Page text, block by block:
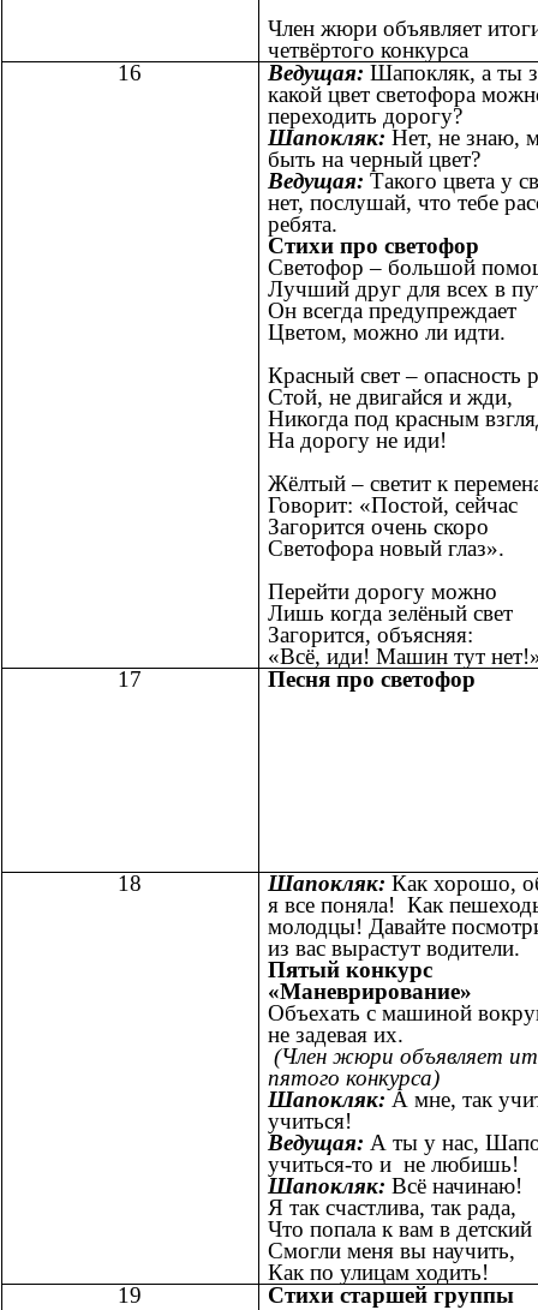
Член жюри объявляет
четвёртого конкурса
16
Ведущая: Шапокляк, а ты
какой цвет светофора
переходить дорогу?
Шапокляк: Нет, не знаю,
быть на черный цвет?
Ведущая: Такого цвета у
нет, послушай, что тебе
ребята.
Стихи про светофор
Светофор – большой
Лучший друг для всех в
Он всегда предупреждает
Цветом, можно ли идти.
Красный свет – опасность
Стой, не двигайся и жди,
Никогда под красным
На дорогу не иди!
Жёлтый – светит к
Говорит: «Постой, сейчас
Загорится очень скоро
Светофора новый глаз».
Перейти дорогу можно
Лишь когда зелёный свет
Загорится, объясняя:
«Всё, иди! Машин тут
17
Песня про светофор
18 Шапокляк: Как хорошо,
я все поняла! Как
молодцы! Давайте
из вас вырастут водители.
Пятый конкурс
«Маневрирование»
Объехать с машиной
не задевая их.
(Член жюри объявляет
пятого конкурса)
Шапокляк: А мне, так
учиться!
Ведущая: А ты у нас,
учиться-то и не любишь!
Шапокляк: Всё начинаю!
Я так счастлива, так рада,
Что попала к вам в детский
Смогли меня вы научить,
Как по улицам ходить!
19
Стихи старшей группы